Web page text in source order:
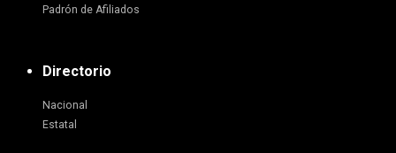
Padrón de Afiliados
Directorio
Nacional
Estatal